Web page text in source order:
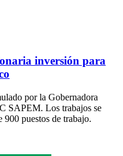
inversión para
por la Gobernadora
SAPEM. Los trabajos se
900 puestos de trabajo.